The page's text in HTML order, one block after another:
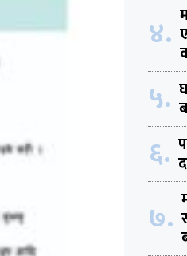
४.
५.
६.
७.